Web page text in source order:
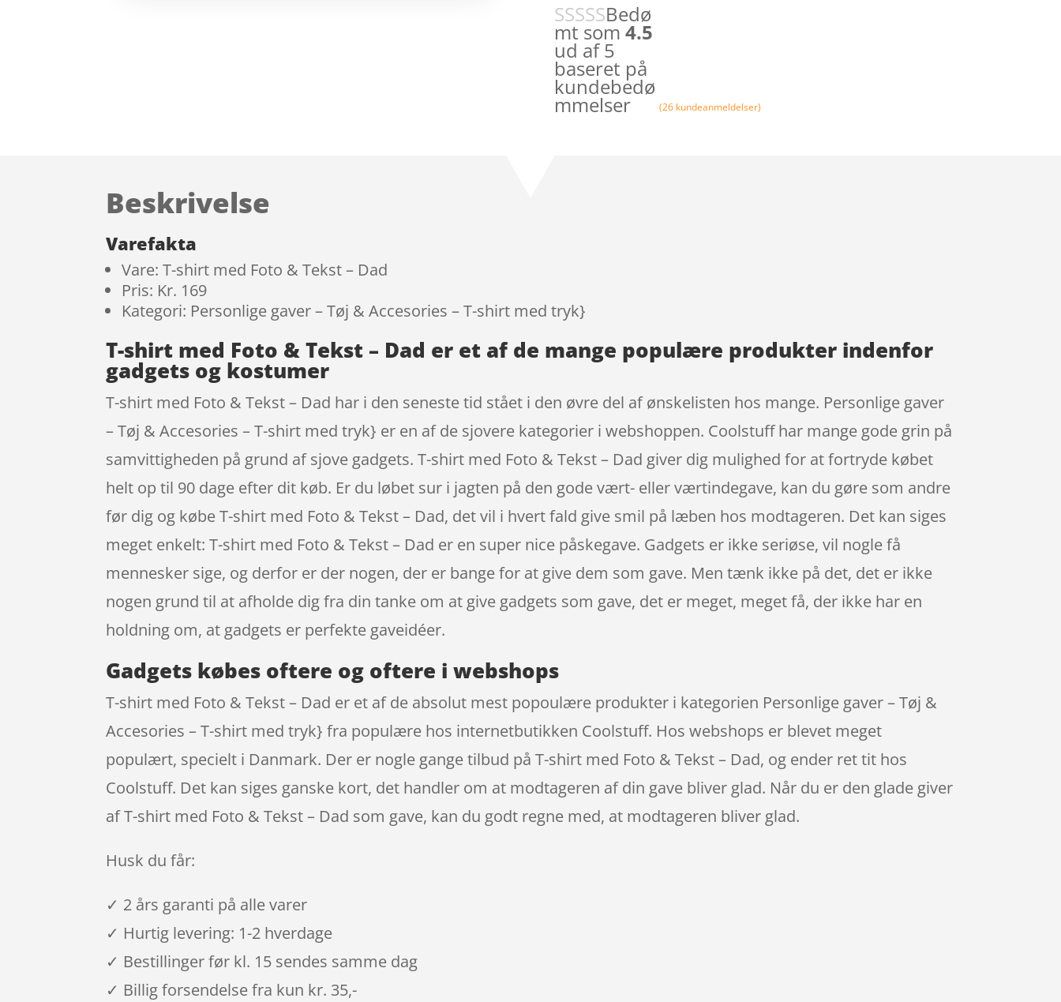
Bedø
mt som 4.5
ud af 5
baseret på
kundebedø
mmelser (26 kundeanmeldelser)
Beskrivelse
Varefakta
Vare: T-shirt med Foto & Tekst – Dad
Pris: Kr. 169
Kategori: Personlige gaver – Tøj & Accesories – T-shirt med tryk}
T-shirt med Foto & Tekst – Dad er et af de mange populære produkter indenfor
gadgets og kostumer
T-shirt med Foto & Tekst – Dad har i den seneste tid stået i den øvre del af ønskelisten hos mange. Personlige gaver
– Tøj & Accesories – T-shirt med tryk} er en af de sjovere kategorier i webshoppen. Coolstuff har mange gode grin på
samvittigheden på grund af sjove gadgets. T-shirt med Foto & Tekst – Dad giver dig mulighed for at fortryde købet
helt op til 90 dage efter dit køb. Er du løbet sur i jagten på den gode vært- eller værtindegave, kan du gøre som andre
før dig og købe T-shirt med Foto & Tekst – Dad, det vil i hvert fald give smil på læben hos modtageren. Det kan siges
meget enkelt: T-shirt med Foto & Tekst – Dad er en super nice påskegave. Gadgets er ikke seriøse, vil nogle få
mennesker sige, og derfor er der nogen, der er bange for at give dem som gave. Men tænk ikke på det, det er ikke
nogen grund til at afholde dig fra din tanke om at give gadgets som gave, det er meget, meget få, der ikke har en
holdning om, at gadgets er perfekte gaveidéer.
Gadgets købes oftere og oftere i webshops
T-shirt med Foto & Tekst – Dad er et af de absolut mest popoulære produkter i kategorien Personlige gaver – Tøj &
Accesories – T-shirt med tryk} fra populære hos internetbutikken Coolstuff. Hos webshops er blevet meget
populært, specielt i Danmark. Der er nogle gange tilbud på T-shirt med Foto & Tekst – Dad, og ender ret tit hos
Coolstuff. Det kan siges ganske kort, det handler om at modtageren af din gave bliver glad. Når du er den glade giver
af T-shirt med Foto & Tekst – Dad som gave, kan du godt regne med, at modtageren bliver glad.
Husk du får:
✓ 2 års garanti på alle varer
✓ Hurtig levering: 1-2 hverdage
✓ Bestillinger før kl. 15 sendes samme dag
✓ Billig forsendelse fra kun kr. 35,-